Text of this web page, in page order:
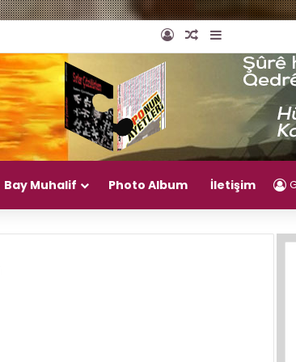
Giriş YapRastgele Makale
Kenar
Bay Muhalif Photo Album İletişim